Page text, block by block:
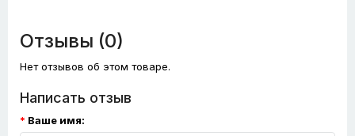
Отзывы (0)
Нет отзывов об этом товаре.
Написать отзыв
Ваше имя: